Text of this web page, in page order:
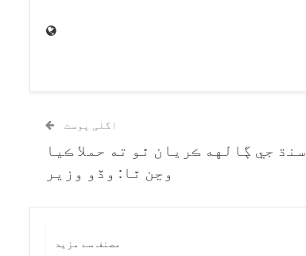
اگلی پوسٹ
سنڌ جي ڳالهه ڪريان ٿو ته حملا ڪيا
وڃن ٿا: وڏو وزير
مصنف سے مزید